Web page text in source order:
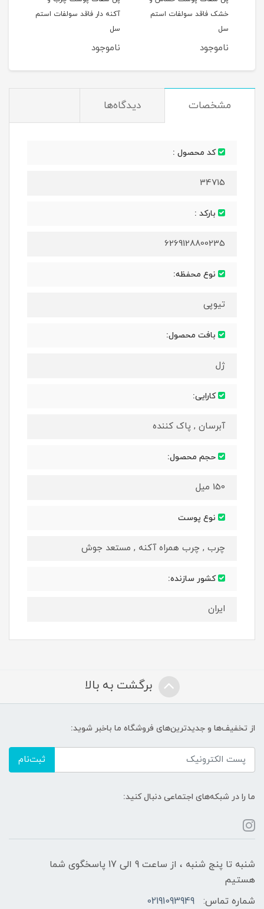
خشک فاقد سولفات استم
سل
ناموجود
آکنه دار فاقد سولفات استم
سل
ناموجود
مشخصات دیدگاه‌ها
کد محصول :
34715
بارکد :
6269128800235
نوع محفظه:
تیوپی
بافت محصول:
ژل
کارایی:
آبرسان , پاک کننده
حجم محصول:
150 میل
نوع پوست
چرب , چرب همراه آکنه , مستعد جوش
کشور سازنده:
ایران
برگشت به بالا
از تخفیف‌ها و جدیدترین‌های فروشگاه ما باخبر شوید:
ثبت‌نام
ما را در شبکه‌های اجتماعی دنبال کنید:
شنبه تا پنج شنبه ، از ساعت 9 الی 17 پاسخگوی شما
هستیم
شماره تماس:
02191093949